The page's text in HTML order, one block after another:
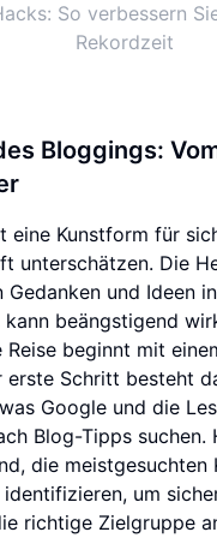
So verbessern
Rekordzeit
Bloggings:
eine Kunstform für
unterschätzen. Die
Gedanken und Ideen
kann beängstigend
Reise beginnt mit
erste Schritt besteht
Google und die
Blog-Tipps suchen.
die meistgesuchten
identifizieren, um
richtige Zielgruppe